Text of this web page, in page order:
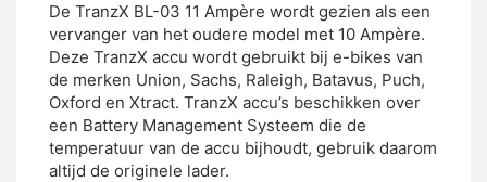
De TranzX BL-03 11 Ampère wordt gezien als een
vervanger van het oudere model met 10 Ampère.
Deze TranzX accu wordt gebruikt bij e-bikes van
de merken Union, Sachs, Raleigh, Batavus, Puch,
Oxford en Xtract. TranzX accu’s beschikken over
een Battery Management Systeem die de
temperatuur van de accu bijhoudt, gebruik daarom
altijd de originele lader.